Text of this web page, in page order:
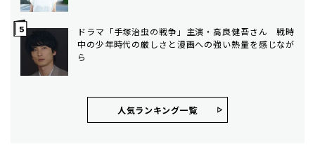
ドラマ「手塚治虫の戦争」主演・高良健吾さん 戦時
中の少年時代の厳しさと漫画への強い熱量を感じなが
ら
人気ランキング⼀覧